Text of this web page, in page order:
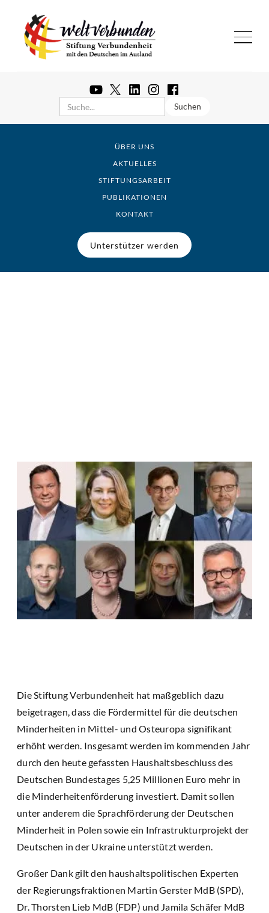
ÜBER UNS
AKTUELLES
STIFTUNGSARBEIT
PUBLIKATIONEN
KONTAKT
Unterstützer werden
Die Stiftung Verbundenheit hat maßgeblich dazu
beigetragen, dass die Fördermittel für die deutschen
Minderheiten in Mittel- und Osteuropa signifikant
erhöht werden. Insgesamt werden im kommenden Jahr
durch den heute gefassten Haushaltsbeschluss des
Deutschen Bundestages 5,25 Millionen Euro mehr in
die Minderheitenförderung investiert. Damit sollen
unter anderem die Sprachförderung der Deutschen
Minderheit in Polen sowie ein Infrastrukturprojekt der
Deutschen in der Ukraine unterstützt werden.
Großer Dank gilt den haushaltspolitischen Experten
der Regierungsfraktionen Martin Gerster MdB (SPD),
Dr. Thorsten Lieb MdB (FDP) und Jamila Schäfer MdB